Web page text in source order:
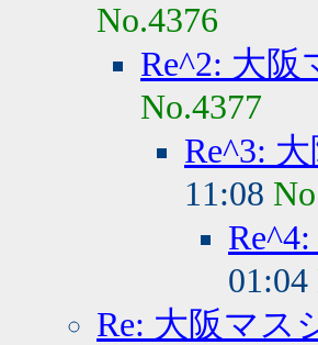
No.4376
Re^2: 大
No.4377
Re^3:
11:08
01:04
Re: 大阪マス